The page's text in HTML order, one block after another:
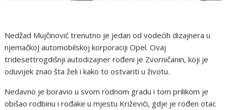
Nedžad Mujčinović trenutno je jedan od vodećih dizajnera u
njemačkoj automobilskoj korporaciji Opel. Ovaj
tridesettrogdišnji autodizajner rođeni je Zvorničanin, koji je
oduvijek znao šta želi i kako to ostvariti u životu.
Nedavno je boravio u svom rodnom gradu i tom prilikom je
obišao rodbinu i rođake u mjestu Križevići, gdje je rođen otac